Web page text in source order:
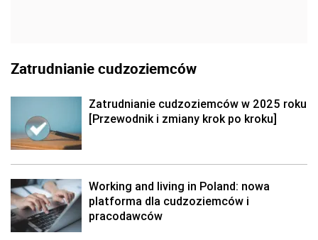
Zatrudnianie cudzoziemców
Zatrudnianie cudzoziemców w 2025 roku
[Przewodnik i zmiany krok po kroku]
Working and living in Poland: nowa
platforma dla cudzoziemców i
pracodawców